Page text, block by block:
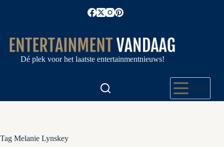
Dé plek voor het laatste entertainmentnieuws!
Menu
Tag Melanie Lynskey